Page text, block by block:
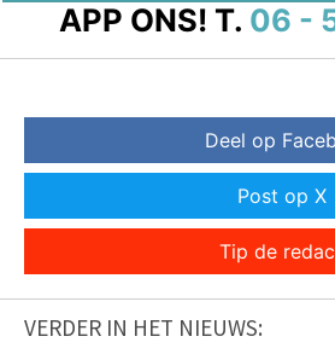
APP ONS! T. 06 -
Deel op
Post op X
Tip de
VERDER IN HET NIEUWS: